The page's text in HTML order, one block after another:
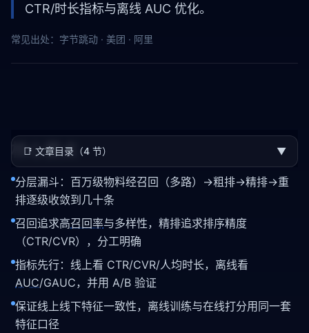
CTR/时长指标与离线 AUC 优化。
常见出处： 字节跳动 · 美团 · 阿里
📑 文章目录（4 节） ▼
核心要点
分层漏斗：百万级物料经召回（多路）→粗排→精排→重
排逐级收敛到几十条
召回追求高召回率与多样性，精排追求排序精度
（CTR/CVR），分工明确
指标先行：线上看 CTR/CVR/人均时长，离线看
AUC/GAUC，并用 A/B 验证
保证线上线下特征一致性，离线训练与在线打分用同一套
特征口径